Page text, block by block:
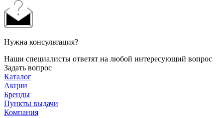
Нужна консультация?
Наши специалисты ответят на любой интересующий вопрос
Задать вопрос
Каталог
Акции
Бренды
Пункты выдачи
Компания